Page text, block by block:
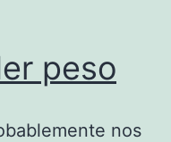
peso
nos